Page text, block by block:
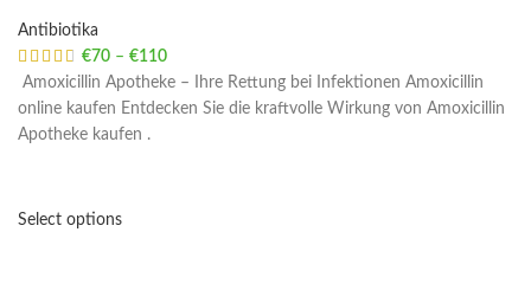
Antibiotika
€70 – €110
Amoxicillin Apotheke – Ihre Rettung bei Infektionen Amoxicillin
online kaufen Entdecken Sie die kraftvolle Wirkung von Amoxicillin
Apotheke kaufen .
Select options